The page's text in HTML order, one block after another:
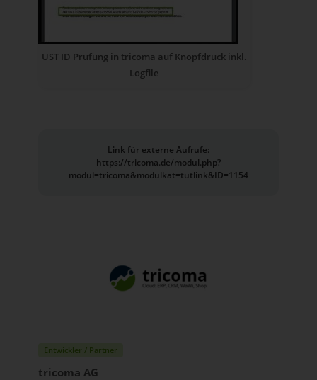
UST ID Prüfung in tricoma auf Knopfdruck inkl.
Logfile
Link für externe Aufrufe:
https://tricoma.de/modul.php?
modul=tricoma&modulkat=tutlink&ID=1154
Entwickler / Partner
tricoma AG